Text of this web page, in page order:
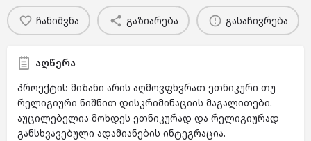
ჩანიშვნა გაზიარება გასაჩივრება
აღწერა
პროექტის მიზანი არის აღმოვფხვრათ ეთნიკური თუ
რელიგიური ნიშნით დისკრიმინაციის მაგალითები.
აუცილებელია მოხდეს ეთნიკურად და რელიგიურად
განსხვავებული ადამიანების ინტეგრაცია.